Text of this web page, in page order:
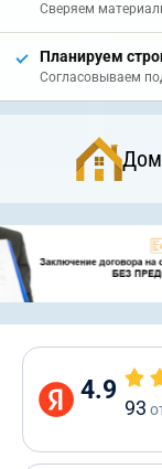
Сверяем
Планируем
Согласовываем
4.9
93